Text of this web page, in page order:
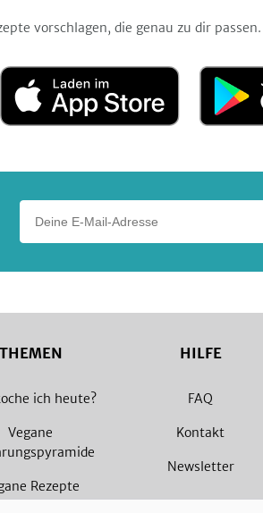
vorschlagen, die genau zu dir
Laden
im
App
Jetzt
Google
THEMEN
ich heute?
Vegane
Rezepte
HILFE
FAQ
Kontakt
Newsletter